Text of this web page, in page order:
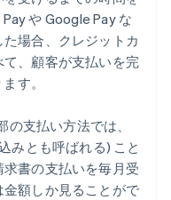
や Google Pay な
場合、クレジットカ
、顧客が支払いを完
す。
支払い方法では、
みとも呼ばれる) こと
書の支払いを毎月受
額しか見ることがで